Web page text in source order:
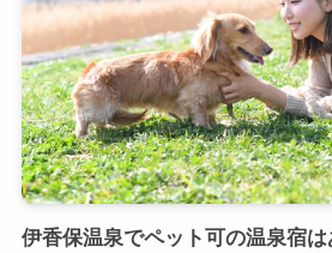
伊香保温泉でペット可の温泉宿